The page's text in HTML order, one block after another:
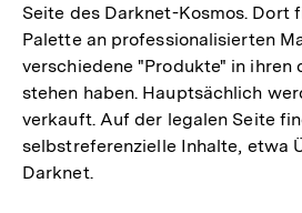
Seite des Darknet-Kosmos. Dort
Palette an professionalisierten
verschiedene "Produkte" in ihren
stehen haben. Hauptsächlich
verkauft. Auf der legalen Seite
selbstreferenzielle Inhalte, etwa
Darknet.